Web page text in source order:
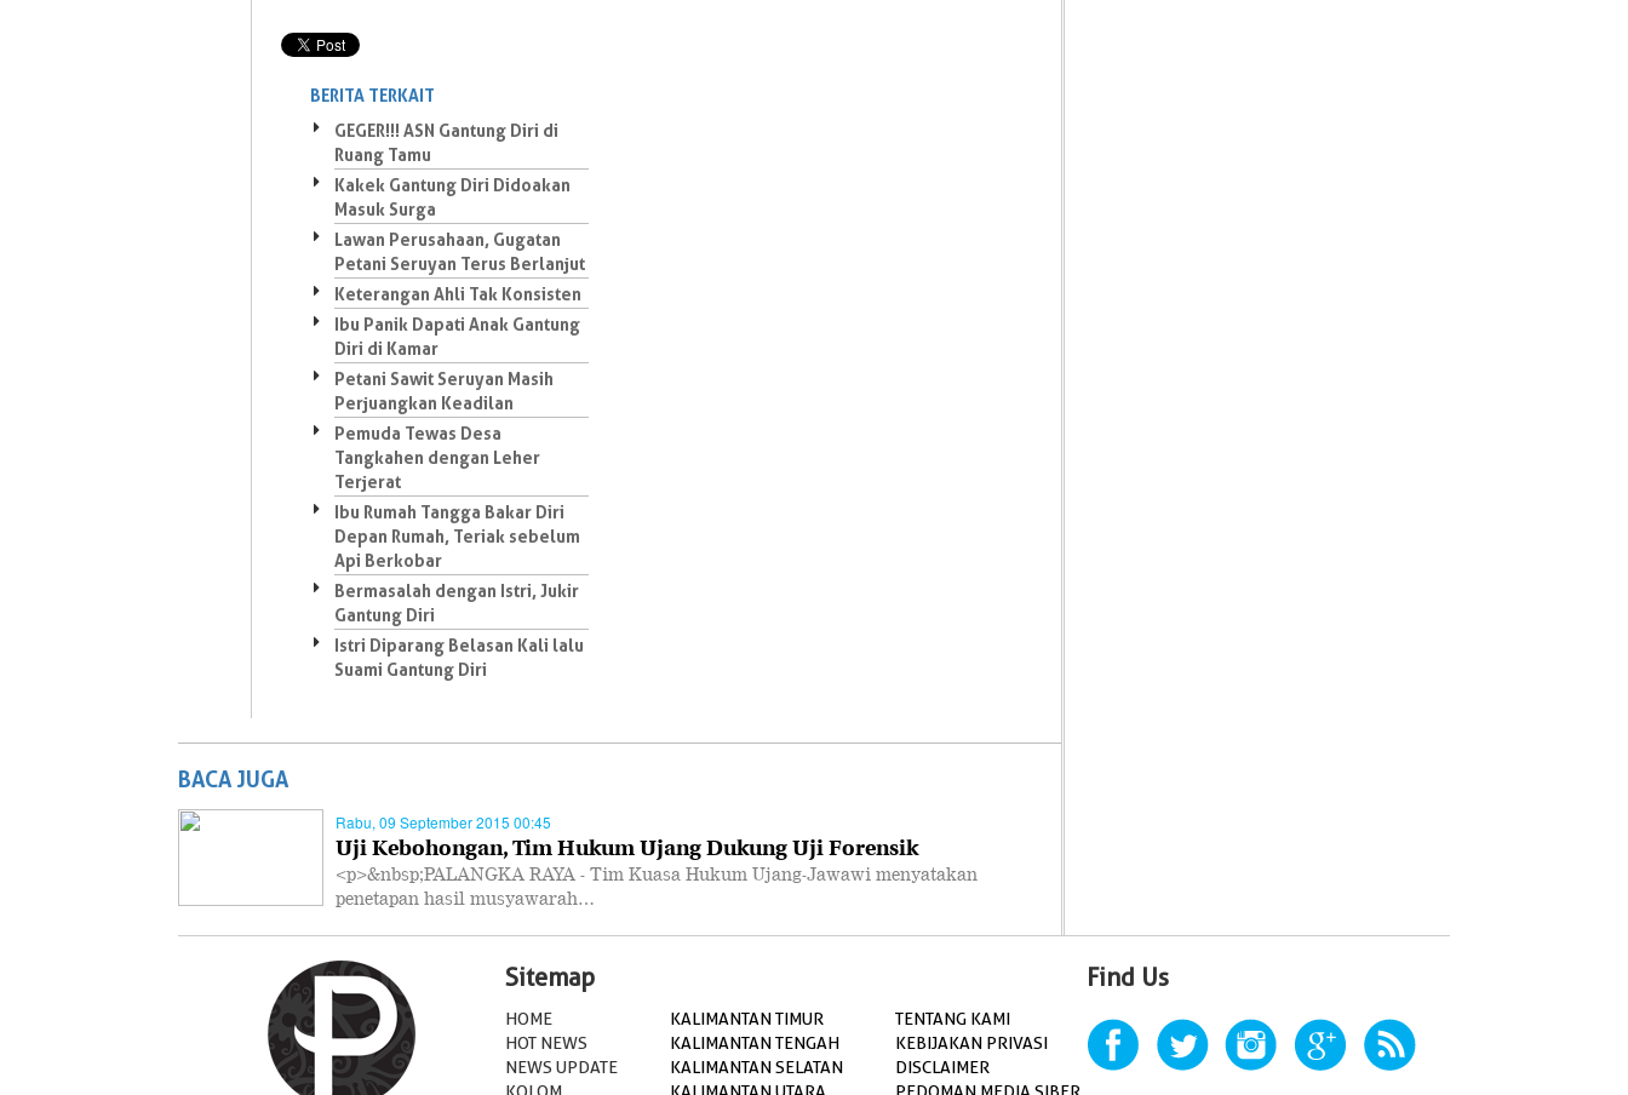
BERITA TERKAIT
GEGER!!! ASN Gantung Diri di
Ruang Tamu
Kakek Gantung Diri Didoakan
Masuk Surga
Lawan Perusahaan, Gugatan
Petani Seruyan Terus Berlanjut
Keterangan Ahli Tak Konsisten
Ibu Panik Dapati Anak Gantung
Diri di Kamar
Petani Sawit Seruyan Masih
Perjuangkan Keadilan
Pemuda Tewas Desa
Tangkahen dengan Leher
Terjerat
Ibu Rumah Tangga Bakar Diri
Depan Rumah, Teriak sebelum
Api Berkobar
Bermasalah dengan Istri, Jukir
Gantung Diri
Istri Diparang Belasan Kali lalu
Suami Gantung Diri
BACA JUGA
Rabu, 09 September 2015 00:45
Uji Kebohongan, Tim Hukum Ujang Dukung Uji Forensik
<p>&nbsp;PALANGKA RAYA - Tim Kuasa Hukum Ujang-Jawawi menyatakan
penetapan hasil musyawarah…
Sitemap
HOME
HOT NEWS
NEWS UPDATE
KALIMANTAN TIMUR
KALIMANTAN TENGAH
KALIMANTAN SELATAN
TENTANG KAMI
KEBIJAKAN PRIVASI
DISCLAIMER
Find Us